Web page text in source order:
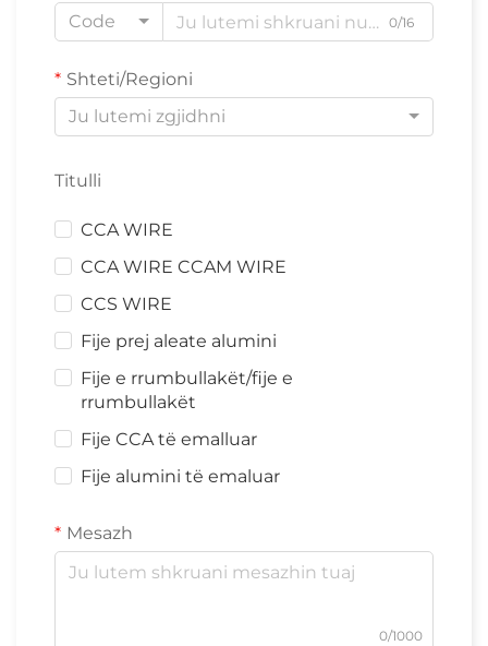
Code
0/16
Shteti/Regioni
Ju lutemi zgjidhni
Titulli
CCA WIRE
CCA WIRE CCAM WIRE
CCS WIRE
Fije prej aleate alumini
Fije e rrumbullakët/fije e
rrumbullakët
Fije CCA të emalluar
Fije alumini të emaluar
Mesazh
0/1000